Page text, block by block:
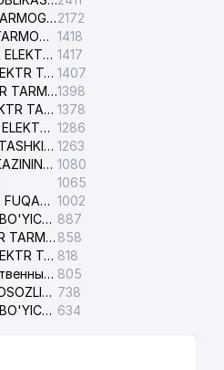
OLMAZOR ELEKTR TARMOG'I NOSOZLIKLARI XIZMATI2172
UCH-TEPA ELEKTR TARMOG'I NOSOZLIKLARI XIZMATI 1418
TOSHKENT SHAHAR ELEKTR TARMOQLARI KORXONASI AJ 1417
SHAYXONTOHUR ELEKTR TARMOG'I NOSOZLIKLARINI TUZATISH XIZMATI 1407
SAMARQAND ELEKTR TARMOQLARI AJ1398
SURXONDARYO ELEKTR TARMOQLARI AJ 1378
TOSHKENT TUMANI ELEKTR TARMOG'I AVARIYA XIZMATI 1286
TOSHKENT SHAHRI TASHKILOT TELEFONLARI HAQIDA MA'LUMOT BYUROSI 1263
DAVLAT TEST MARKAZINING ISHONCH TELEFONLARI 1080
1065
TOSHKENT SHAHAR FUQAROLIK ISHLARI BO'YICHA SUDI 1002
FUQAROLIK ISHLARI BO'YICHA YAKKASAROY TUMANLARARO SUDI 887
YUNUSOBOD ELEKTR TARMOG'I NOSOZLIKLARI XIZMATI 858
NAVOIY HUDUDIY ELEKTR TARMOQLARI KORXONASI AJ 818
Ташкентский следственный изолятор 805
ELEKTRTARMOG'I NOSOZLIKLARINI TO'ZATISH SERGELI XIZMATI 738
FUQAROLIK ISHLARI BO'YICHA UCH-TEPA TUMANI SUDI 634